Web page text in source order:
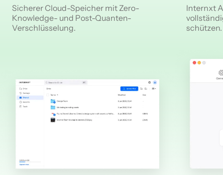
Sicherer Cloud-Speicher mit Zero-
Knowledge- und Post-Quanten-
Verschlüsselung.
Internxt
schützen.